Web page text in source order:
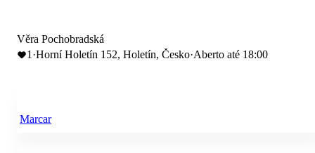
Věra Pochobradská
1 ·Horní Holetín 152, Holetín, Česko·Aberto até 18:00
Marcar